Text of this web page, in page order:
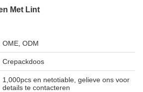
Met Lint
OME, ODM
Crepackdoos
1,000pcs en netotiable, gelieve ons voor
details te contacteren